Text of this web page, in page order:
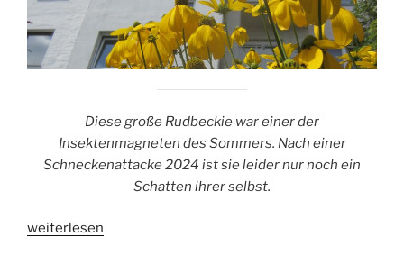
Diese große Rudbeckie war einer der
Insektenmagneten des Sommers. Nach einer
Schneckenattacke 2024 ist sie leider nur noch ein
Schatten ihrer selbst.
„Fallschirm-
weiterlesen